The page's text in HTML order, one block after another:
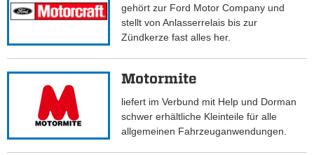
gehört zur Ford Motor Company und
stellt von Anlasserrelais bis zur
Zündkerze fast alles her.
Motormite
liefert im Verbund mit Help und Dorman
schwer erhältliche Kleinteile für alle
allgemeinen Fahrzeuganwendungen.